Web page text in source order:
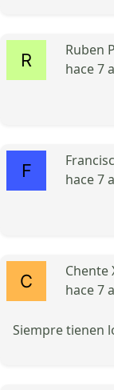
Ruben
hace 7
hace 7
Chente
hace 7
Siempre tienen